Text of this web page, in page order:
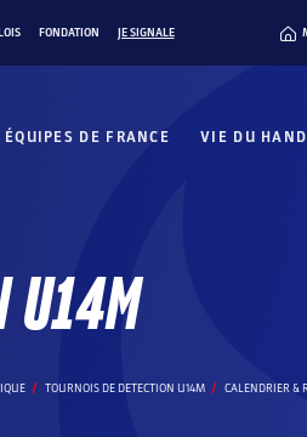
FONDATION JE SIGNALE
ÉQUIPES DE FRANCE VIE DU HAND
U14M
TOURNOIS DE DETECTION U14M CALENDRIER &